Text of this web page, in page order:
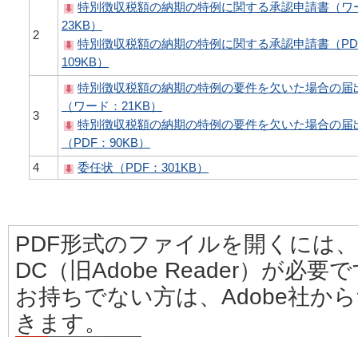
2
特別徴収税額の納期の特例に関する承認申請書（ワ
23KB）
特別徴収税額の納期の特例に関する承認申請書（
109KB）
3
特別徴収税額の納期の特例の要件を欠いた場合の届
（ワード：21KB）
特別徴収税額の納期の特例の要件を欠いた場合の届
（PDF：90KB）
4
委任状（PDF：301KB）
PDF形式のファイルを開くには
DC（旧Adobe Reader）が必要
お持ちでない方は、Adobe社か
きます。